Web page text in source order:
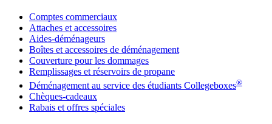
Comptes commerciaux
Attaches et accessoires
Aides-déménageurs
Boîtes et accessoires de déménagement
Couverture pour les dommages
Remplissages et réservoirs de propane
Déménagement au service des étudiants Collegeboxes®
Chèques-cadeaux
Rabais et offres spéciales